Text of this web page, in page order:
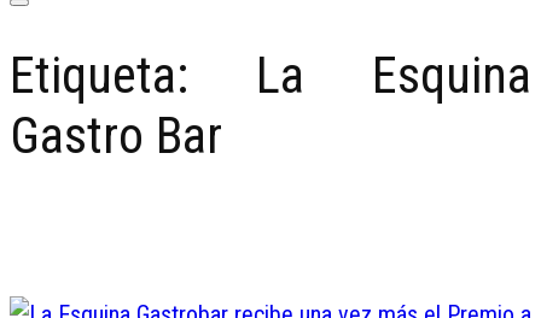
Etiqueta: La Esquina
Gastro Bar